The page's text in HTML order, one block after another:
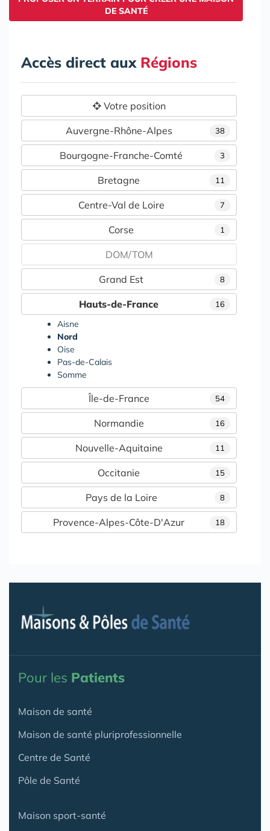
DE SANTÉ
Accès direct aux Régions
Votre position
38
Auvergne-Rhône-Alpes
3
Bourgogne-Franche-Comté
11
Bretagne
7
Centre-Val de Loire
1
Corse
DOM/TOM
8
Grand Est
16
Hauts-de-France
Aisne
Nord
Oise
Pas-de-Calais
Somme
54
Île-de-France
16
Normandie
11
Nouvelle-Aquitaine
15
Occitanie
8
Pays de la Loire
18
Provence-Alpes-Côte-D'Azur
Pour les Patients
Maison de santé
Maison de santé pluriprofessionnelle
Centre de Santé
Pôle de Santé
Maison sport-santé